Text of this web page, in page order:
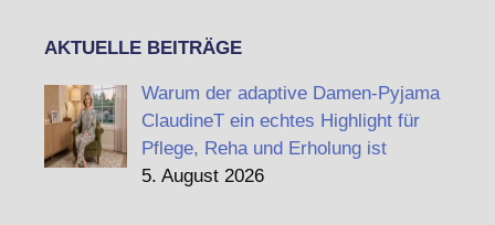
AKTUELLE BEITRÄGE
Warum der adaptive Damen-Pyjama
ClaudineT ein echtes Highlight für
Pflege, Reha und Erholung ist
5. August 2026